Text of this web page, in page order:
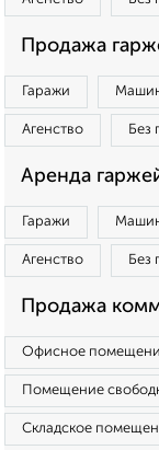
Продажа
Гаражи
Агенство Без
Аренда
Гаражи
Агенство Без
Продажа
Офисное
Помещение
Складское